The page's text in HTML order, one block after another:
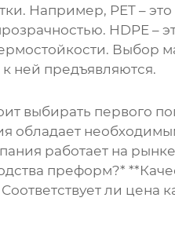
Например, PET –
HDPE –
Выбор
ней предъявляются.
выбирать первого
обладает
работает на
преформ?*
ли